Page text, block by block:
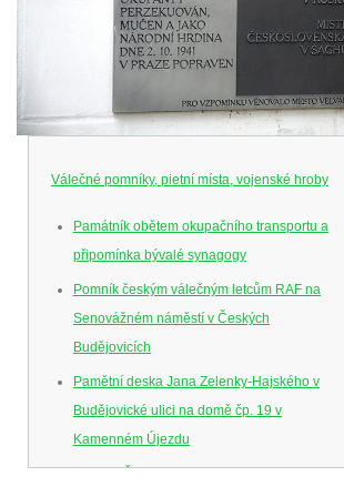
Válečné pomníky, pietní místa, vojenské hroby
Památník obětem okupačního transportu a
připomínka bývalé synagogy
Pomník českým válečným letcům RAF na
Senovážném náměstí v Českých
Budějovicích
Pamětní deska Jana Zelenky-Hajského v
Budějovické ulici na domě čp. 19 v
Kamenném Újezdu
Kenotaf Šimona Valhy na starém hřbitově v